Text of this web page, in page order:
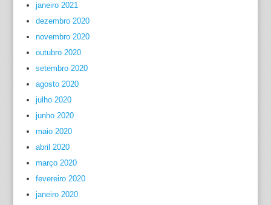
janeiro 2021
dezembro 2020
novembro 2020
outubro 2020
setembro 2020
agosto 2020
julho 2020
junho 2020
maio 2020
abril 2020
março 2020
fevereiro 2020
janeiro 2020